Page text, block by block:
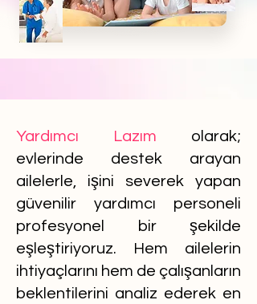
Yardımcı Lazım olarak;
evlerinde destek arayan
ailelerle, işini severek yapan
güvenilir yardımcı personeli
profesyonel bir şekilde
eşleştiriyoruz. Hem ailelerin
ihtiyaçlarını hem de çalışanların
beklentilerini analiz ederek en